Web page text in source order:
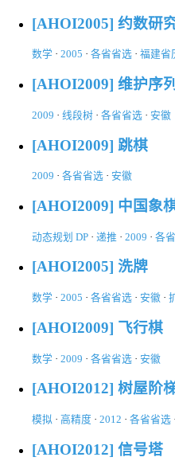
[AHOI2005] 约数研
数学 · 2005 · 各省省选 · 福建省
[AHOI2009] 维护序列
2009 · 线段树 · 各省省选 · 安徽
[AHOI2009] 跳棋
2009 · 各省省选 · 安徽
[AHOI2009] 中国象
动态规划 DP · 递推 · 2009 · 各
[AHOI2005] 洗牌
数学 · 2005 · 各省省选 · 安徽 ·
[AHOI2009] 飞行棋
数学 · 2009 · 各省省选 · 安徽
[AHOI2012] 树屋阶
模拟 · 高精度 · 2012 · 各省省选 ·
[AHOI2012] 信号塔